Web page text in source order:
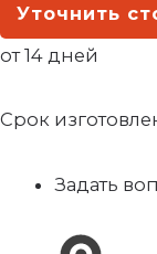
Уточнить
от 14 дней
Срок
Задать